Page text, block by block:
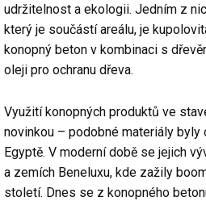
udržitelnost a ekologii. Jedním z
který je součástí areálu, je
konopný beton v kombinaci s
oleji pro ochranu dřeva.
Využití konopných produktů ve
novinkou – podobné materiály
Egyptě. V moderní době se jejich
a zemích Beneluxu, kde zažily
století. Dnes se z konopného